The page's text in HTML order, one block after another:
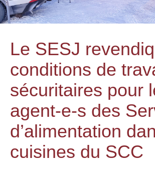
Le SESJ
conditions de
sécuritaires pour
agent-e-s des
d’alimentation
cuisines du SCC